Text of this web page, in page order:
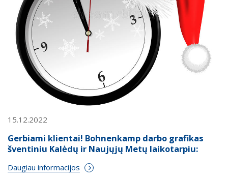
15.12.2022
Gerbiami klientai! Bohnenkamp darbo grafikas
šventiniu Kalėdų ir Naujųjų Metų laikotarpiu:
Daugiau informacijos